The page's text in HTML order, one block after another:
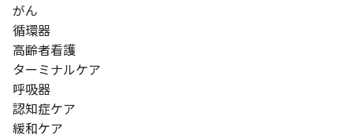
がん
循環器
高齢者看護
ターミナルケア
呼吸器
認知症ケア
緩和ケア